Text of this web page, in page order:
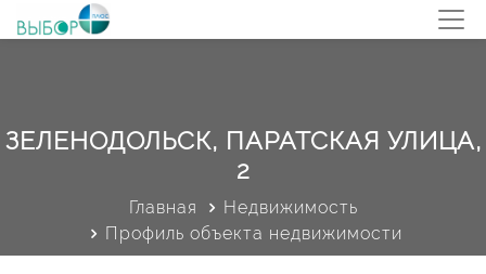
ЗЕЛЕНОДОЛЬСК, ПАРАТСКАЯ УЛИЦА,
2
Главная
Недвижимость
Профиль объекта недвижимости